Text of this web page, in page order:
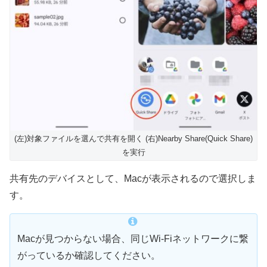
(左)対象ファイルを選んで共有を開く (右)Nearby Share(Quick Share)
を実行
共有先のデバイスとして、Macが表示されるので選択しま
す。
Macが見つからない場合、同じWi-Fiネットワークに繋
がっているか確認してください。